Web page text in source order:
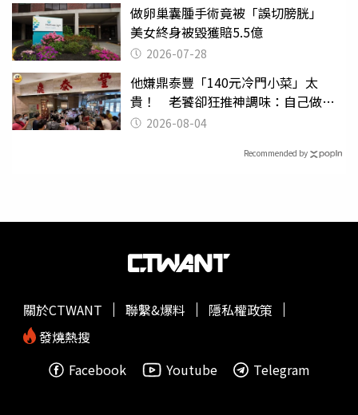
做卵巢囊腫手術竟被「誤切膀胱」
美女終身被毀獲賠5.5億
2026-07-28
他嫌鼎泰豐「140元冷門小菜」太
貴！ 老饕卻狂推神調味：自己做不
出來2026-08-04
Recommended by
關於CTWANT 聯繫&爆料
隱私權政策
發燒熱搜
Facebook
Youtube Telegram